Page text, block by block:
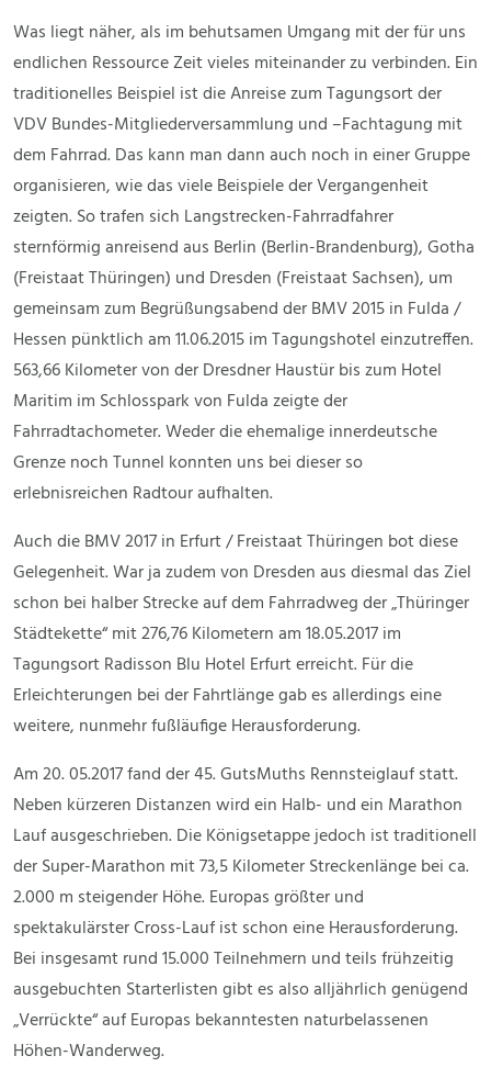
Was liegt näher, als im behutsamen Umgang mit der für uns
endlichen Ressource Zeit vieles miteinander zu verbinden. Ein
traditionelles Beispiel ist die Anreise zum Tagungsort der
VDV Bundes-Mitgliederversammlung und –Fachtagung mit
dem Fahrrad. Das kann man dann auch noch in einer Gruppe
organisieren, wie das viele Beispiele der Vergangenheit
zeigten. So trafen sich Langstrecken-Fahrradfahrer
sternförmig anreisend aus Berlin (Berlin-Brandenburg), Gotha
(Freistaat Thüringen) und Dresden (Freistaat Sachsen), um
gemeinsam zum Begrüßungsabend der BMV 2015 in Fulda /
Hessen pünktlich am 11.06.2015 im Tagungshotel einzutreffen.
563,66 Kilometer von der Dresdner Haustür bis zum Hotel
Maritim im Schlosspark von Fulda zeigte der
Fahrradtachometer. Weder die ehemalige innerdeutsche
Grenze noch Tunnel konnten uns bei dieser so
erlebnisreichen Radtour aufhalten.
Auch die BMV 2017 in Erfurt / Freistaat Thüringen bot diese
Gelegenheit. War ja zudem von Dresden aus diesmal das Ziel
schon bei halber Strecke auf dem Fahrradweg der „Thüringer
Städtekette“ mit 276,76 Kilometern am 18.05.2017 im
Tagungsort Radisson Blu Hotel Erfurt erreicht. Für die
Erleichterungen bei der Fahrtlänge gab es allerdings eine
weitere, nunmehr fußläufige Herausforderung.
Am 20. 05.2017 fand der 45. GutsMuths Rennsteiglauf statt.
Neben kürzeren Distanzen wird ein Halb- und ein Marathon
Lauf ausgeschrieben. Die Königsetappe jedoch ist traditionell
der Super-Marathon mit 73,5 Kilometer Streckenlänge bei ca.
2.000 m steigender Höhe. Europas größter und
spektakulärster Cross-Lauf ist schon eine Herausforderung.
Bei insgesamt rund 15.000 Teilnehmern und teils frühzeitig
ausgebuchten Starterlisten gibt es also alljährlich genügend
„Verrückte“ auf Europas bekanntesten naturbelassenen
Höhen-Wanderweg.